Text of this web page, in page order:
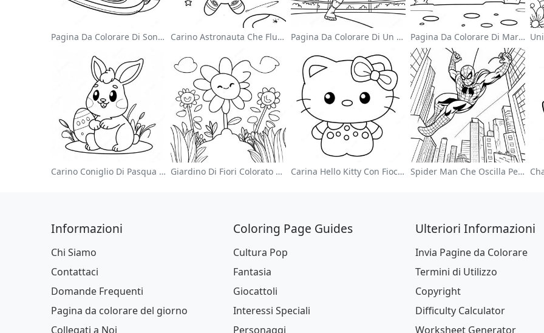
Pagina Da Colorare Di Sonic Velocista Carino Astronauta Che Fluttua Nello Spazio Pagina Da Colorare Pagina Da Colorare Di Un Wrestler Wwe Che Salta Sull'avversario Pagina Da Colorare Di Mario Che Salta Sopra I Goomba
Carino Coniglio Di Pasqua Pagina Da Colorare Giardino Di Fiori Colorato Pagina Da Colorare Carina Hello Kitty Con Fiocco Da Colorare Spider Man Che Oscilla Per La Città Da Colorare
Informazioni
Chi Siamo
Contattaci
Domande Frequenti
Pagina da colorare del giorno
Collegati a Noi
Coloring Page Guides
Cultura Pop
Fantasia
Giocattoli
Interessi Speciali
Personaggi
Ulteriori Informazioni
Invia Pagine da Colorare
Termini di Utilizzo
Copyright
Difficulty Calculator
Worksheet Generator